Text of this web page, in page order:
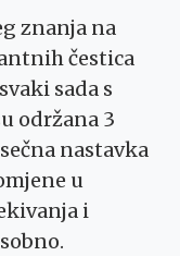
znanja na
čestica
sada s
održana 3
nastavka
u
i